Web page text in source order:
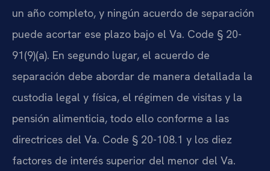
un año completo, y ningún acuerdo de separación
puede acortar ese plazo bajo el Va. Code § 20-
91(9)(a). En segundo lugar, el acuerdo de
separación debe abordar de manera detallada la
custodia legal y física, el régimen de visitas y la
pensión alimenticia, todo ello conforme a las
directrices del Va. Code § 20-108.1 y los diez
factores de interés superior del menor del Va.